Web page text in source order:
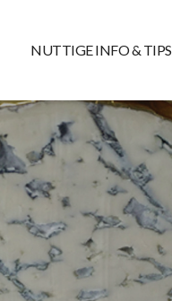
NUTTIGE INFO & TIPS